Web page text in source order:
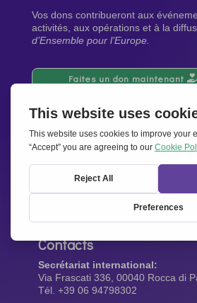
Vos dons contribueront aux
activités, aux opérations et à la
d’Ensemble pour l’Europe.
Faites un don maintenant
Newsletter
Restez au courant de toutes les
de notre réseau.
Abonnez-vous maintenant
Contacts
Secrétariat international:
Via Frascati 336, 00040 Rocca di
Tél. +39 06 94798302